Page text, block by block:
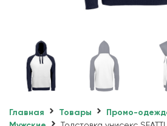
Главная Товары Промо-